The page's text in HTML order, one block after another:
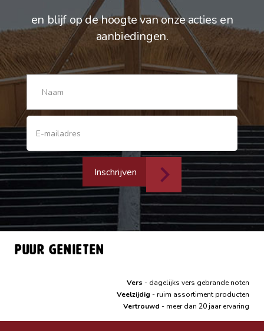
en blijf op de hoogte van onze acties en
aanbiedingen.
Inschrijven
Puur genieten
Vers - dagelijks vers gebrande noten
Veelzijdig - ruim assortiment producten
Vertrouwd - meer dan 20 jaar ervaring